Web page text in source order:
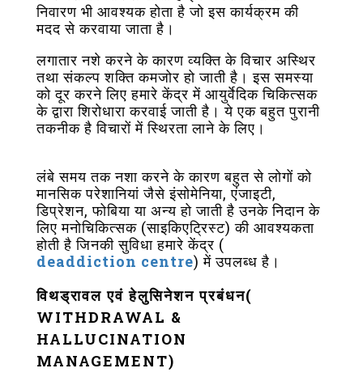
निवारण भी आवश्यक होता है जो इस कार्यक्रम की
मदद से करवाया जाता है।
लगातार नशे करने के कारण व्यक्ति के विचार अस्थिर
तथा संकल्प शक्ति कमजोर हो जाती है। इस समस्या
को दूर करने लिए हमारे केंद्र में आयुर्वेदिक चिकित्सक
के द्वारा शिरोधारा करवाई जाती है। ये एक बहुत पुरानी
तकनीक है विचारों में स्थिरता लाने के लिए।
लंबे समय तक नशा करने के कारण बहुत से लोगों को
मानसिक परेशानियां जैसे इंसोमेनिया, एंजाइटी,
डिप्रेशन, फोबिया या अन्य हो जाती है उनके निदान के
लिए मनोचिकित्सक (साइकिएट्रिस्ट) की आवश्यकता
होती है जिनकी सुविधा हमारे केंद्र (
deaddiction centre) में उपलब्ध है।
विथड्रावल एवं हेलुसिनेशन प्रबंधन(
WITHDRAWAL &
HALLUCINATION
MANAGEMENT)